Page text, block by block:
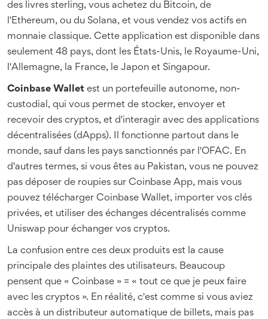
des livres sterling, vous achetez du Bitcoin, de
l'Ethereum, ou du Solana, et vous vendez vos actifs en
monnaie classique. Cette application est disponible dans
seulement 48 pays, dont les États-Unis, le Royaume-Uni,
l'Allemagne, la France, le Japon et Singapour.
Coinbase Wallet est un portefeuille autonome, non-
custodial, qui vous permet de stocker, envoyer et
recevoir des cryptos, et d'interagir avec des applications
décentralisées (dApps). Il fonctionne partout dans le
monde, sauf dans les pays sanctionnés par l'OFAC. En
d'autres termes, si vous êtes au Pakistan, vous ne pouvez
pas déposer de roupies sur Coinbase App, mais vous
pouvez télécharger Coinbase Wallet, importer vos clés
privées, et utiliser des échanges décentralisés comme
Uniswap pour échanger vos cryptos.
La confusion entre ces deux produits est la cause
principale des plaintes des utilisateurs. Beaucoup
pensent que « Coinbase » = « tout ce que je peux faire
avec les cryptos ». En réalité, c'est comme si vous aviez
accès à un distributeur automatique de billets, mais pas